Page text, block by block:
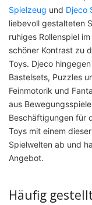
Spielzeug und Djeco
liebevoll gestalteten
ruhiges Rollenspiel
schöner Kontrast zu
Toys. Djeco
Bastelsets, Puzzles
Feinmotorik und
aus
Beschäftigungen für
Toys mit einem
Spielwelten ab und
Angebot.
Häufig